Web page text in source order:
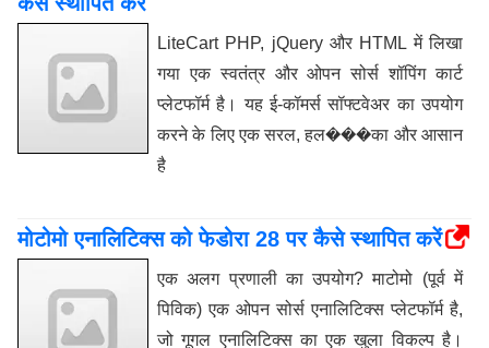
LiteCart PHP, jQuery और HTML में लिखा
गया एक स्वतंत्र और ओपन सोर्स शॉपिंग कार्ट
प्लेटफॉर्म है। यह ई-कॉमर्स सॉफ्टवेअर का उपयोग
करने के लिए एक सरल, हल���का और आसान
है
मोटोमो एनालिटिक्स को फेडोरा 28 पर कैसे स्थापित करें
एक अलग प्रणाली का उपयोग? माटोमो (पूर्व में
पिविक) एक ओपन सोर्स एनालिटिक्स प्लेटफॉर्म है,
जो गूगल एनालिटिक्स का एक खुला विकल्प है।